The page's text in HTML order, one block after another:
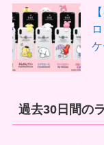
過去30日間の